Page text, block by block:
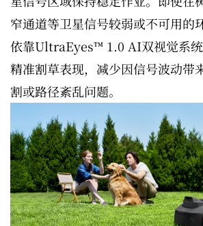
窄通道等卫星信号较弱或不可用的
依靠UltraEyes™ 1.0 AI双视觉系
精准割草表现，减少因信号波动带
割或路径紊乱问题。